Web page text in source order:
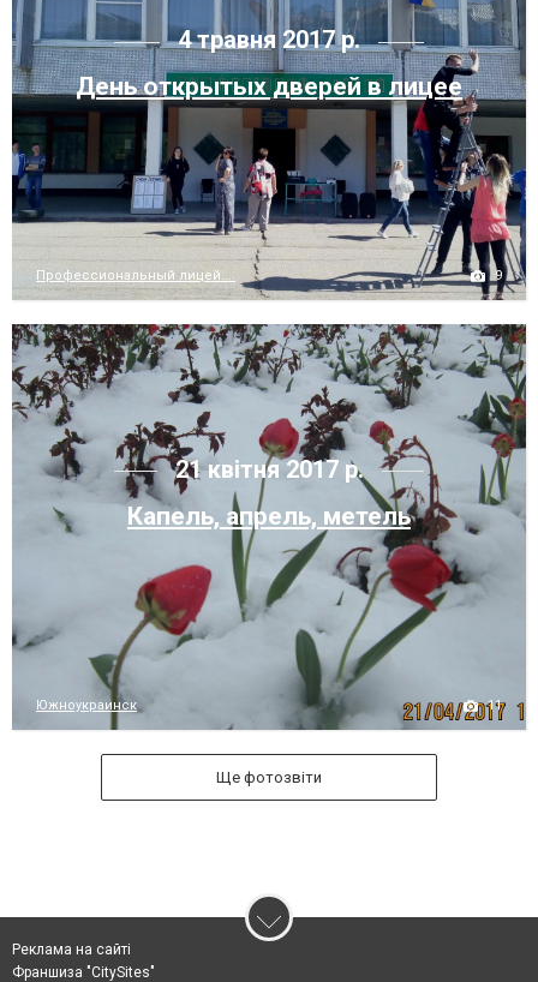
4 травня 2017 р.
День открытых дверей в лицее
Профессиональный лицей.... 9
21 квітня 2017 р.
Капель, апрель, метель
Южноукраинск 11
Ще фотозвіти
Реклама на сайті
Франшиза "CitySites"